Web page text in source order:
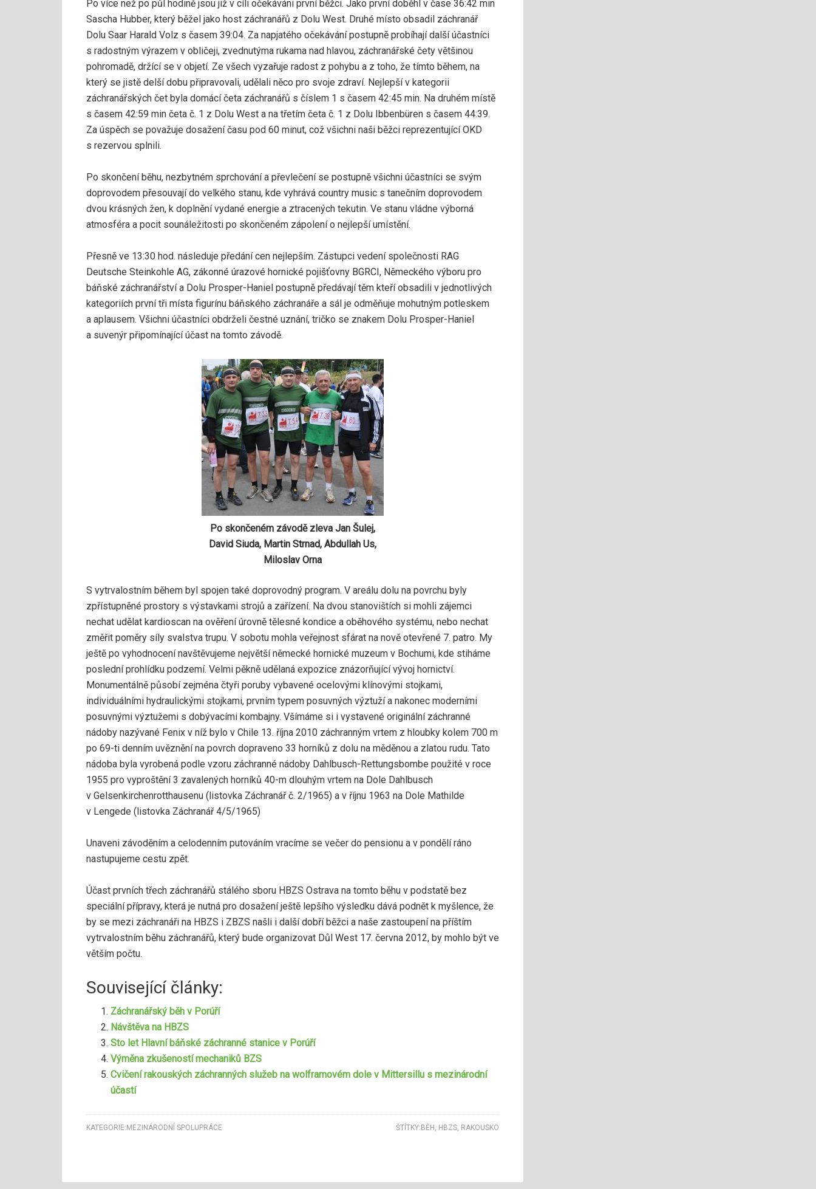
Po více než po půl hodině jsou již v cíli očekáváni první běžci. Jako první doběhl v čase 36:42 min
Sascha Hubber, který běžel jako host záchranářů z Dolu West. Druhé místo obsadil záchranář
Dolu Saar Harald Volz s časem 39:04. Za napjatého očekávání postupně probíhají další účastníci
s radostným výrazem v obličeji, zvednutýma rukama nad hlavou, záchranářské čety většinou
pohromadě, držící se v objetí. Ze všech vyzařuje radost z pohybu a z toho, že tímto během, na
který se jistě delší dobu připravovali, udělali něco pro svoje zdraví. Nejlepší v kategorii
záchranářských čet byla domácí četa záchranářů s číslem 1 s časem 42:45 min. Na druhém místě
s časem 42:59 min četa č. 1 z Dolu West a na třetím četa č. 1 z Dolu Ibbenbüren s časem 44:39.
Za úspěch se považuje dosažení času pod 60 minut, což všichni naši běžci reprezentující OKD
s rezervou splnili.
Po skončení běhu, nezbytném sprchování a převlečení se postupně všichni účastníci se svým
doprovodem přesouvají do velkého stanu, kde vyhrává country music s tanečním doprovodem
dvou krásných žen, k doplnění vydané energie a ztracených tekutin. Ve stanu vládne výborná
atmosféra a pocit sounáležitosti po skončeném zápolení o nejlepší umístění.
Přesně ve 13:30 hod. následuje předání cen nejlepším. Zástupci vedení společnosti RAG
Deutsche Steinkohle AG, zákonné úrazové hornické pojišťovny BGRCI, Německého výboru pro
báňské záchranářství a Dolu Prosper-Haniel postupně předávají těm kteří obsadili v jednotlivých
kategoriích první tři místa figurínu báňského záchranáře a sál je odměňuje mohutným potleskem
a aplausem. Všichni účastníci obdrželi čestné uznání, tričko se znakem Dolu Prosper-Haniel
a suvenýr připomínající účast na tomto závodě.
Po skončeném závodě zleva Jan Šulej,
David Siuda, Martin Strnad, Abdullah Us,
Miloslav Orna
S vytrvalostním během byl spojen také doprovodný program. V areálu dolu na povrchu byly
zpřístupněné prostory s výstavkami strojů a zařízení. Na dvou stanovištích si mohli zájemci
nechat udělat kardioscan na ověření úrovně tělesné kondice a oběhového systému, nebo nechat
změřit poměry síly svalstva trupu. V sobotu mohla veřejnost sfárat na nově otevřené 7. patro. My
ještě po vyhodnocení navštěvujeme největší německé hornické muzeum v Bochumi, kde stiháme
poslední prohlídku podzemí. Velmi pěkně udělaná expozice znázorňující vývoj hornictví.
Monumentálně působí zejména čtyři poruby vybavené ocelovými klínovými stojkami,
individuálními hydraulickými stojkami, prvním typem posuvných výztuží a nakonec moderními
posuvnými výztužemi s dobývacími kombajny. Všímáme si i vystavené originální záchranné
nádoby nazývané Fenix v níž bylo v Chile 13. října 2010 záchranným vrtem z hloubky kolem 700 m
po 69-ti denním uvěznění na povrch dopraveno 33 horníků z dolu na měděnou a zlatou rudu. Tato
nádoba byla vyrobená podle vzoru záchranné nádoby Dahlbusch-Rettungsbombe použité v roce
1955 pro vyproštění 3 zavalených horníků 40-m dlouhým vrtem na Dole Dahlbusch
v Gelsenkirchenrotthausenu (listovka Záchranář č. 2/1965) a v říjnu 1963 na Dole Mathilde
v Lengede ­(listovka Záchranář 4/5/1965)
Unaveni závoděním a celodenním putováním vracíme se večer do pensionu a v pondělí ráno
nastupujeme cestu zpět.
Účast prvních třech záchranářů stálého sboru HBZS ­Ostrava na tomto běhu v podstatě bez
speciální přípravy, která je nutná pro dosažení ještě lepšího výsledku dává podnět k myšlence, že
by se mezi záchranáři na HBZS i ZBZS našli i další dobří běžci a naše zastoupení na příštím
vytrvalostním běhu záchranářů, který bude organizovat Důl West 17. června 2012, by mohlo být ve
větším počtu.
Související články:
Záchranářský běh v Porúří
Návštěva na HBZS
Sto let Hlavní báňské záchranné stanice v Porúří
Výměna zkušeností mechaniků BZS
Cvičení rakouských záchranných služeb na wolframovém dole v Mittersillu s mezinárodní
účastí
KATEGORIE: MEZINÁRODNÍ SPOLUPRÁCE ŠTÍTKY: BĚH , HBZS, RAKOUSKO